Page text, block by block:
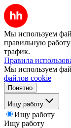
Мы используем
правильную работу
трафик.
Правила
Мы используем
файлов cookie
Понятно
Ищу работу
Ищу работу
Ищу работу